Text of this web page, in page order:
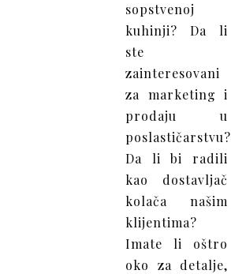
sopstvenoj
kuhinji? Da li
ste
zainteresovani
za marketing i
prodaju u
poslastičarstvu?
Da li bi radili
kao dostavljač
kolača našim
klijentima?
Imate li oštro
oko za detalje,